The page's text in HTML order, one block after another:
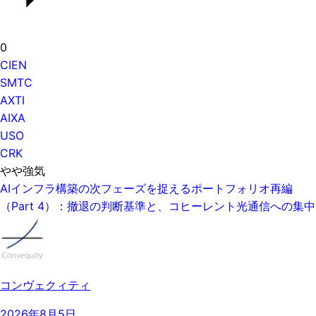
0
CIEN
SMTC
AXTI
AIXA
USO
CRK
やや強気
AIインフラ構築の次フェーズを捉えるポートフォリオ再編
（Part 4）：撤退の判断基準と、コヒーレント光通信への集中
コンヴェクィティ